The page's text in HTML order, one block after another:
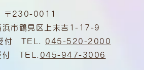
〒230-0011
浜市鶴見区上末吉1-17-9
付 TEL. 045-520-2000
付 TEL. 045-947-3006